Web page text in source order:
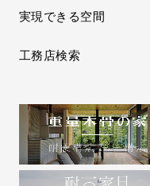
実現できる空間
工務店検索